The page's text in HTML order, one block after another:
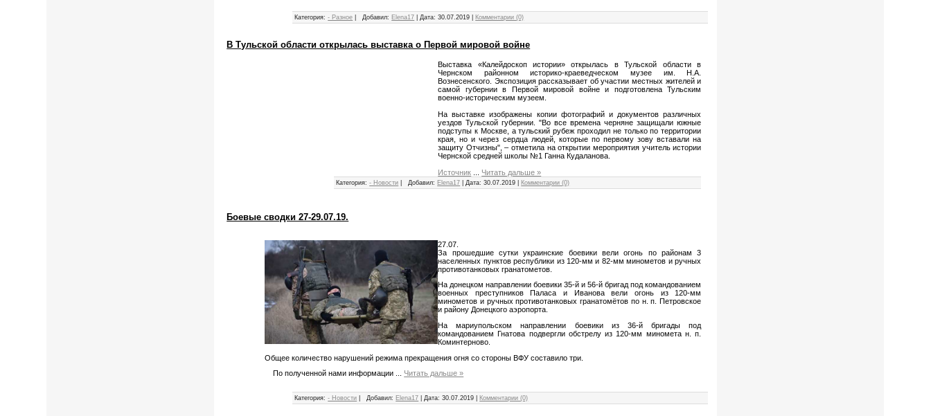
Категория: - Разное Добавил: Elena17 |Дата: 30.07.2019 Комментарии (0)
В Тульской области открылась выставка о Первой мировой войне
Выставка «Калейдоскоп истории» открылась в Тульской области в
Чернском районном историко-краеведческом музее им. Н.А.
Вознесенского. Экспозиция рассказывает об участии местных жителей и
самой губернии в Первой мировой войне и подготовлена Тульским
военно-историческим музеем.
На выставке изображены копии фотографий и документов различных
уездов Тульской губернии. "Во все времена черняне защищали южные
подступы к Москве, а тульский рубеж проходил не только по территории
края, но и через сердца людей, которые по первому зову вставали на
защиту Отчизны", – отметила на открытии мероприятия учитель истории
Чернской средней школы №1 Ганна Кудаланова.
Источник
Читать дальше »
Категория: - Новости Добавил: Elena17 |Дата: 30.07.2019 Комментарии (0)
Боевые сводки 27-29.07.19.
27.07.
За прошедшие сутки украинские боевики вели огонь по районам 3
населенных пунктов республики из 120-мм и 82-мм минометов и ручных
противотанковых гранатометов.
На донецком направлении боевики 35-й и 56-й бригад под командованием
военных преступников Паласа и Иванова вели огонь из 120-мм
минометов и ручных противотанковых гранатомётов по н. п. Петровское
и району Донецкого аэропорта.
На мариупольском направлении боевики из 36-й бригады под
командованием Гнатова подвергли обстрелу из 120-мм миномета н. п.
Коминтерново.
Общее количество нарушений режима прекращения огня со стороны ВФУ составило три.
По полученной нами информации ... Читать дальше »
Категория: - Новости Добавил: Elena17 |Дата: 30.07.2019 Комментарии (0)